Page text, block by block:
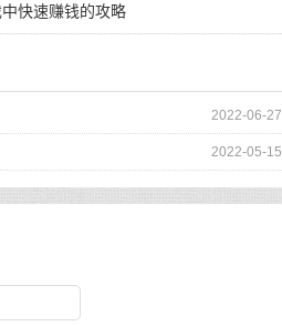
快速赚钱的攻略
2022-06-27
2022-05-15